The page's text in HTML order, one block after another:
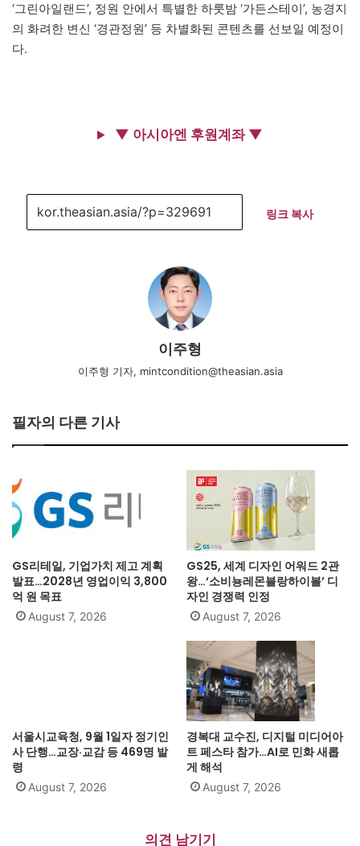
‘그린아일랜드’, 정원 안에서 특별한 하룻밤 ‘가든스테이’, 농경지
의 화려한 변신 ‘경관정원’ 등 차별화된 콘텐츠를 선보일 예정이
다.
▼ 아시아엔 후원계좌 ▼
링크 복사
이주형
이주형 기자, mintcondition@theasian.asia
필자의 다른 기사
GS리테일, 기업가치 제고 계획
발표…2028년 영업이익 3,800
억 원 목표
August 7, 2026
GS25, 세계 디자인 어워드 2관
왕…‘소비뇽레몬블랑하이볼’ 디
자인 경쟁력 인정
August 7, 2026
서울시교육청, 9월 1일자 정기인
사 단행…교장·교감 등 469명 발
령
August 7, 2026
경복대 교수진, 디지털 미디어아
트 페스타 참가…AI로 민화 새롭
게 해석
August 7, 2026
의견 남기기